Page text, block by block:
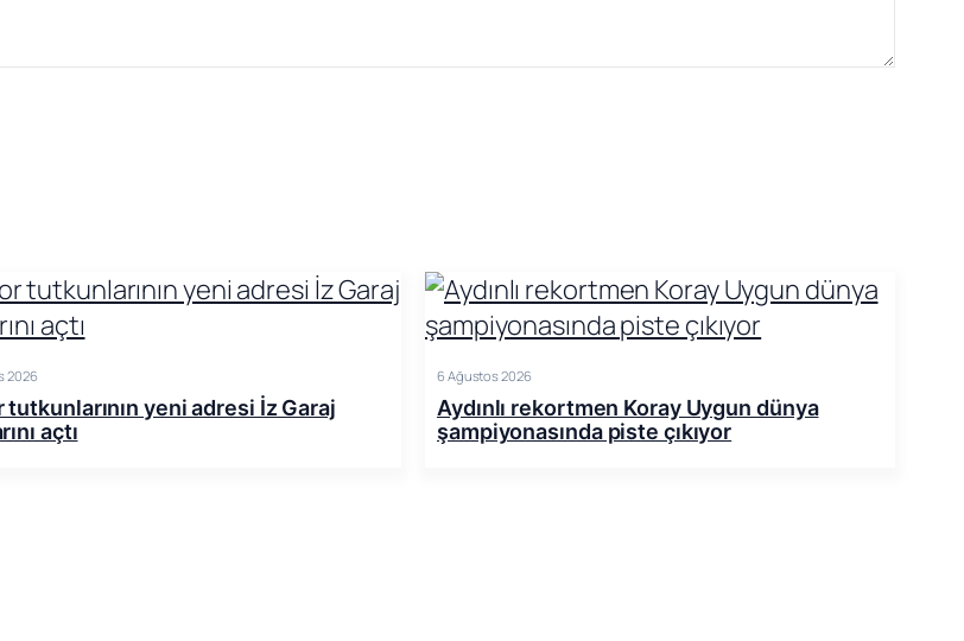
2026
tutkunlarının yeni adresi İz Garaj
açtı
6 Ağustos 2026
Aydınlı rekortmen Koray Uygun dünya
şampiyonasında piste çıkıyor